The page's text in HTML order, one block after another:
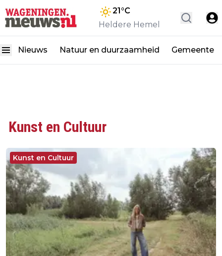
21°C
Heldere Hemel
Nieuws Natuur en duurzaamheid Gemeente
Kunst en Cultuur
Kunst en Cultuur